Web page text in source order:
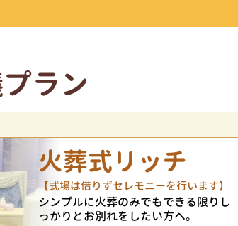
ラン
火葬式リッチ
【式場は借りずセレモニーを行います】
シンプルに火葬のみでもできる限りし
っかりとお別れをしたい方へ。